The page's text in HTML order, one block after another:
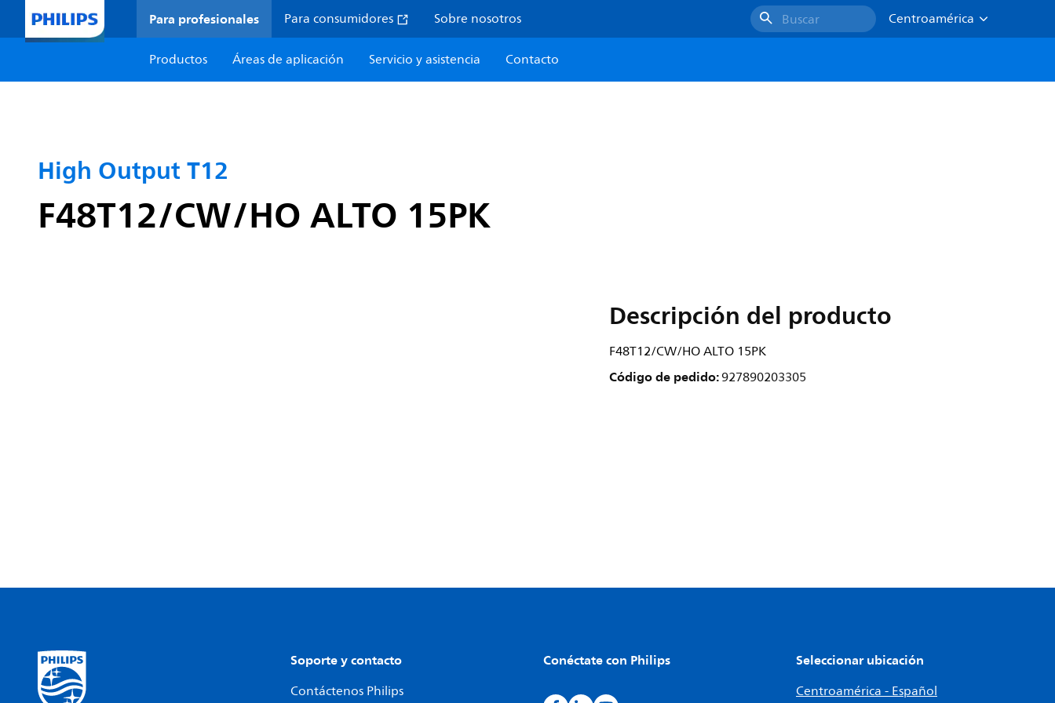
Para profesionales Para consumidores Sobre nosotros Buscar
Centroamérica
Productos
Áreas de aplicación Servicio y asistencia Contacto
High Output T12
F48T12/CW/HO ALTO 15PK
Descripción del producto
F48T12/CW/HO ALTO 15PK
Código de pedido:927890203305
Soporte y contacto
Contáctenos Philips
Conéctate con Philips Seleccionar ubicación
Centroamérica - Español